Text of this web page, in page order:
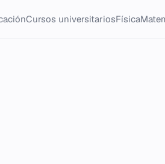
Cursos universitariosFísica